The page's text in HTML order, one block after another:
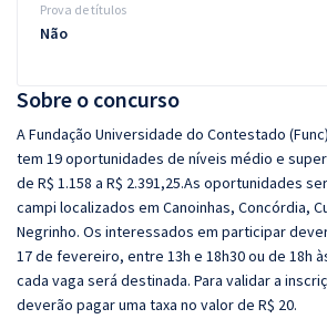
Sobre o concurso
A Fundação Universidade do Contestado
tem 19 oportunidades de níveis médio e
de R$ 1.158 a R$ 2.391,25.As oportunidades
campi localizados em Canoinhas, Concórdia,
Negrinho. Os interessados em participar
17 de fevereiro, entre 13h e 18h30 ou de 18h
cada vaga será destinada. Para validar a
deverão pagar uma taxa no valor de R$ 20.
Prova de títulos
Não